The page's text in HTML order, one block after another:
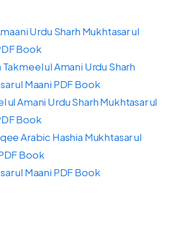
Urdu Sharh Mukhtasar ul
Book
Takmeel ul Amani Urdu Sharh
ul Maani PDF Book
ul Amani Urdu Sharh Mukhtasar ul
Book
Arabic Hashia Mukhtasar ul
Book
ul Maani PDF Book